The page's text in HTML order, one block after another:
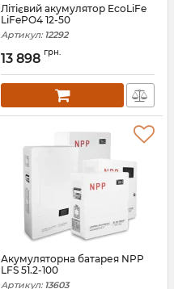
Літієвий акумулятор EcoLiFe
LiFePO4 12-50
Артикул: 12292
13 898 грн.
Акумуляторна батарея NPP
LFS 51.2-100
Артикул: 13603